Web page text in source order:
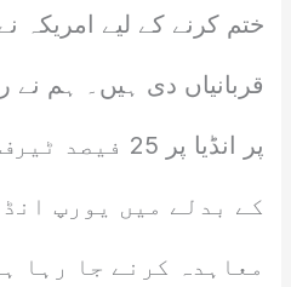
ختم کرنے کے لیے امریکہ
قربانیاں دی ہیں۔ ہم
پر انڈیا پر
کے بدلے میں یورپ
معاہدہ کرنے جا رہا